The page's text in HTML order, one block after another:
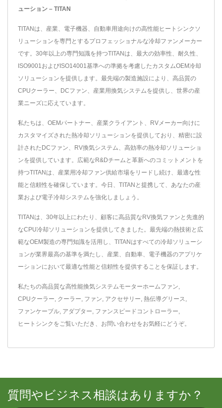
ューション – TITAN
TITANは、産業、電子機器、自動車用途向けの高性能ヒートシンクソ
リューションを専門とするプロフェッショナルな冷却ファンメーカー
です。30年以上の専門知識を持つTITANは、最大の効率性、耐久性、
ISO9001およびISO14001基準への準拠を考慮したカスタムOEM冷却
ソリューションを提供します。最先端の製造施設により、高品質の
CPUクーラー、DCファン、産業用換気システムを提供し、世界の産
業ニーズに応えています。
私たちは、OEMパートナー、産業クライアント、RVメーカー向けに
カスタマイズされた熱冷却ソリューションを提供しており、精密に設
計されたDCファン、RV換気システム、高効率の熱冷却ソリューショ
ンを提供しています。広範なR&Dチームと革新へのコミットメントを
持つTITANは、産業用冷却ファン供給市場をリードし続け、最適な性
能と信頼性を確保しています。今日、TITANと提携して、あなたの産
業および電子冷却システムを強化しましょう。
TITANは、30年以上にわたり、顧客に高品質なRV換気ファンと先進的
なCPU冷却ソリューションを提供してきました。最先端の熱技術と広
範なOEM製造の専門知識を活用し、TITANはすべての冷却ソリューシ
ョンが業界最高の基準を満たし、産業、自動車、電子機器のアプリケ
ーションにおいて最適な性能と信頼性を提供することを保証します。
私たちの高品質な高性能換気システムモーターホームファン,
CPUクーラー, クーラー, ファン, アクセサリー, 熱伝導グリース,
ファンケーブル, アダプター, ファンスピードコントローラー,
ヒートシンク をご覧いただき、 お問い合わせをお気軽にどうぞ。
質問やビジネス相談はありますか？